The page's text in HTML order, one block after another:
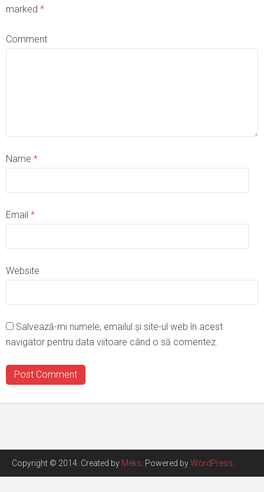
marked *
Comment
Name *
Email *
Website
Salvează-mi numele, emailul și site-ul web în acest
navigator pentru data viitoare când o să comentez.
Copyright © 2014. Created by Meks . Powered byWordPress